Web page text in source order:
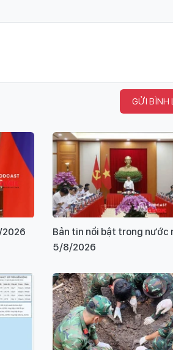
GỬI BÌNH
Bản tin nổi bật trong nước
5/8/2026